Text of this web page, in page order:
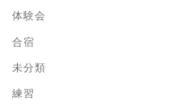
体験会
合宿
未分類
練習